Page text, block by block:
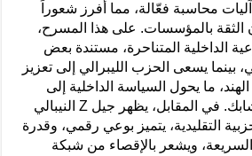
محاسبة فعّالة، مما أفرز شعوراً
الثقة بالمؤسسات. على هذا المسرح،
الداخلية المتناحرة، مستندة بعض
بينما يسعى الحزب الليبرالي إلى تعزيز
ما يحول السياسة الداخلية إلى
ساحة نفوذ إقليمي متشابك. في المقابل، يظهر جيل Z النيبالي
التقليدية، يتميز بوعي رقمي، وقدرة
السريعة، ويشعر بالإقصاء من شبكة